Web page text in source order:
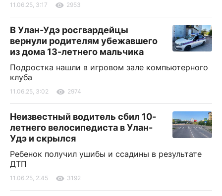
11.06.25, 3:17 2953
В Улан-Удэ росгвардейцы
вернули родителям убежавшего
из дома 13-летнего мальчика
Подростка нашли в игровом зале компьютерного
клуба
11.06.25, 3:02 2974
Неизвестный водитель сбил 10-
летнего велосипедиста в Улан-
Удэ и скрылся
Ребенок получил ушибы и ссадины в результате
ДТП
11.06.25, 2:45 3192